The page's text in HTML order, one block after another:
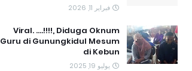
فبراير 11, 2026
Viral. ....!!!!, Diduga Oknum
Guru di Gunungkidul Mesum
di Kebun
يوليو 19, 2025